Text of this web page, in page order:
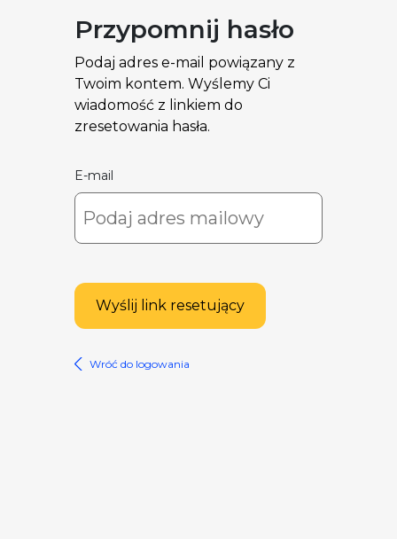
Przypomnij hasło
Podaj adres e-mail powiązany z
Twoim kontem. Wyślemy Ci
wiadomość z linkiem do
zresetowania hasła.
E-mail
Wyślij link resetujący
Wróć do logowania